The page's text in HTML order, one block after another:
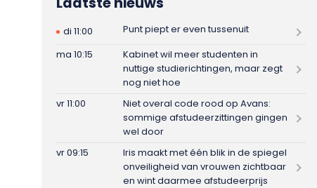
di 11:00
Punt piept er even tussenuit
ma 10:15
Kabinet wil meer studenten in
nuttige studierichtingen, maar zegt
nog niet hoe
vr 11:00
Niet overal code rood op Avans:
sommige afstudeerzittingen gingen
wel door
vr 09:15
Iris maakt met één blik in de spiegel
onveiligheid van vrouwen zichtbaar
en wint daarmee afstudeerprijs